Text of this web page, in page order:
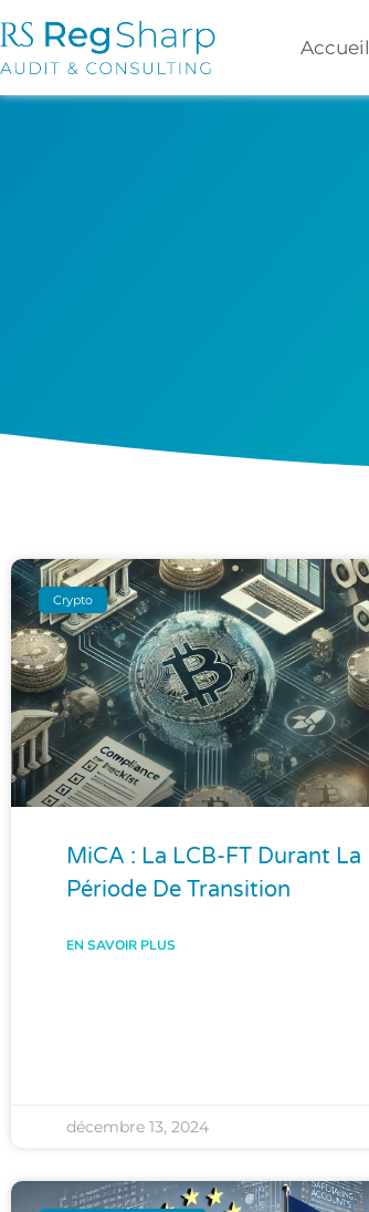
Accueil
Crypto
MiCA : La LCB-FT Durant La
Période De Transition
EN SAVOIR PLUS
décembre 13, 2024